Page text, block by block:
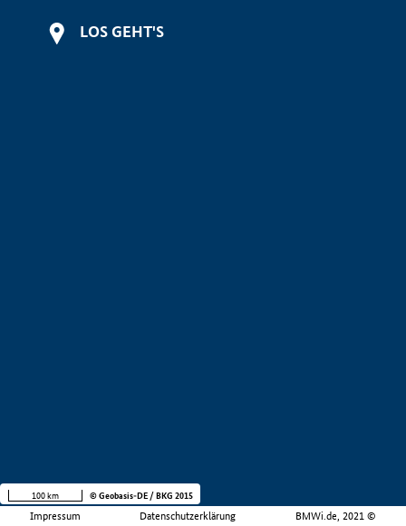
LOS GEHT'S
Impressum Datenschutzerklärung BMWi.de, 2021 ©
100 km © Geobasis-DE / BKG 2015